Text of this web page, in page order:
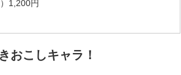
1,200円
おこしキャラ！